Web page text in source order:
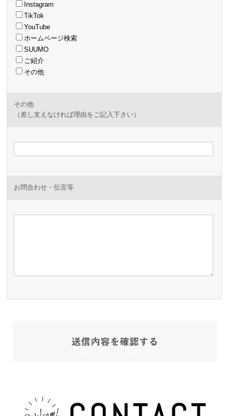
Instagram
TikTok
YouTube
ホームページ検索
SUUMO
ご紹介
その他
その他
（差し支えなければ理由をご記入下さい）
お問合わせ・伝言等